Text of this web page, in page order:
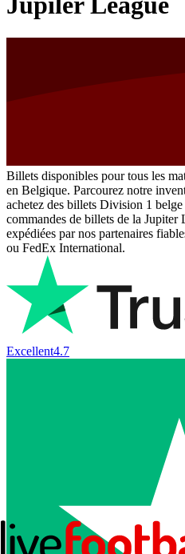
Billets disponibles pour tous les
en Belgique. Parcourez notre
achetez des billets Division 1
commandes de billets de la Jupiter
expédiées par nos partenaires
ou FedEx International.
Excellent4.7